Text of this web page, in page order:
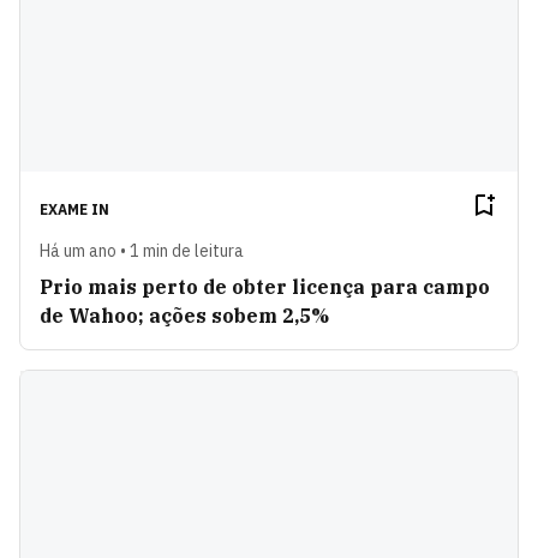
EXAME IN
Há um ano • 1 min de leitura
Prio mais perto de obter licença para campo
de Wahoo; ações sobem 2,5%